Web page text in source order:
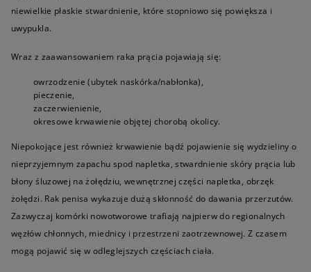
niewielkie płaskie stwardnienie, które stopniowo się powiększa i
uwypukla.
Wraz z zaawansowaniem raka prącia pojawiają się:
owrzodzenie (ubytek naskórka/nabłonka),
pieczenie,
zaczerwienienie,
okresowe krwawienie objętej chorobą okolicy.
Niepokojące jest również krwawienie bądź pojawienie się wydzieliny o
nieprzyjemnym zapachu spod napletka, stwardnienie skóry prącia lub
błony śluzowej na żołędziu, wewnętrznej części napletka, obrzęk
żołędzi. Rak penisa wykazuje dużą skłonność do dawania przerzutów.
Zazwyczaj komórki nowotworowe trafiają najpierw do regionalnych
węzłów chłonnych, miednicy i przestrzeni zaotrzewnowej. Z czasem
mogą pojawić się w odleglejszych częściach ciała.